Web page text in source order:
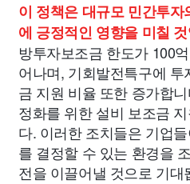
이 정책은 대규모 민간투
에 긍정적인 영향을 미칠
방투자보조금 한도가 100
어나며, 기회발전특구에
금 지원 비율 또한 증가합
정화를 위한 설비 보조금
다. 이러한 조치들은 기업
를 결정할 수 있는 환경을
전을 이끌어낼 것으로 기대